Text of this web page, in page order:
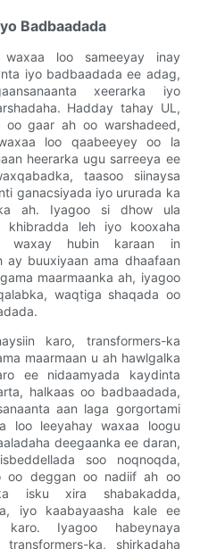
Badbaadada
loo sameeyay inay
iyo badbaadada ee adag,
xeerarka iyo
Hadday tahay UL,
oo gaar ah oo warshadeed,
loo qaabeeyey oo la
heerarka ugu sarreeya ee
taasoo siinaysa
ganacsiyada iyo ururada ka
ah. Iyagoo si dhow ula
khibradda leh iyo kooxaha
waxay hubin karaan in
ay buuxiyaan ama dhaafaan
maarmaanka ah, iyagoo
waqtiga shaqada oo
karo, transformers-ka
maarmaan u ah hawlgalka
ee nidaamyada kaydinta
halkaas oo badbaadada,
aan laga gorgortami
loo leeyahay waxaa loogu
deegaanka ee daran,
soo noqnoqda,
oo deggan oo nadiif ah oo
isku xira shabakadda,
iyo kaabayaasha kale ee
Iyagoo habeynaya
ka, shirkadaha